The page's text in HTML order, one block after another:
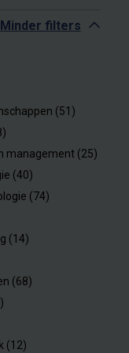
Minder filters
(51)
management (25)
(40)
(74)
(14)
(68)
(12)